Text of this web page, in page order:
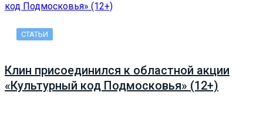
СТАТЬИ
Клин присоединился к областной акции
«Культурный код Подмосковья» (12+)